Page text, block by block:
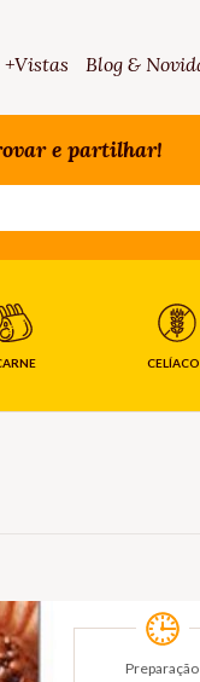
+Vistas Blog &
e partilhar!
Preparação